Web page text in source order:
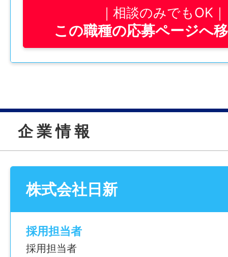
普通自動車運転免許
①08：10〜17：30
休憩時間
80分
（※企業カレンダーに準ずる）
GW・夏期休暇・年末年始
諸手当
勤務地変更の可能性：なし
給与
月給 195,000円～220,000円
年2回 （約5カ月分）、業績により期末決
（過去連続支給）
年間休日
120日
雇用形態
正社員
相談のみでもOK
この職種の応募ページへ
企 業 情 報
株式会社日新
採用担当者
採用担当者